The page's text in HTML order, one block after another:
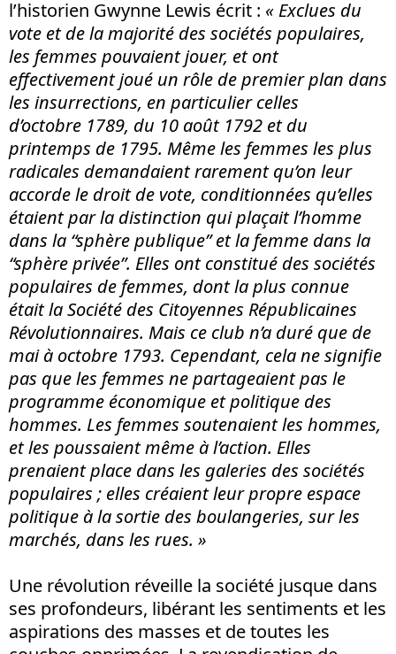
l’historien Gwynne Lewis écrit : « Exclues du
vote et de la majorité des sociétés populaires,
les femmes pouvaient jouer, et ont
effectivement joué un rôle de premier plan dans
les insurrections, en particulier celles
d’octobre 1789, du 10 août 1792 et du
printemps de 1795. Même les femmes les plus
radicales demandaient rarement qu’on leur
accorde le droit de vote, conditionnées qu’elles
étaient par la distinction qui plaçait l’homme
dans la “sphère publique” et la femme dans la
“sphère privée”. Elles ont constitué des sociétés
populaires de femmes, dont la plus connue
était laSociété des Citoyennes Républicaines
Révolutionnaires. Mais ce club n’a duré que de
mai à octobre 1793. Cependant, cela ne signifie
pas que les femmes ne partageaient pas le
programme économique et politique des
hommes. Les femmes soutenaient les hommes,
et les poussaient même à l’action. Elles
prenaient place dans les galeries des sociétés
populaires ; elles créaient leur propre espace
politique à la sortie des boulangeries, sur les
marchés, dans les rues. »
Une révolution réveille la société jusque dans
ses profondeurs, libérant les sentiments et les
aspirations des masses et de toutes les